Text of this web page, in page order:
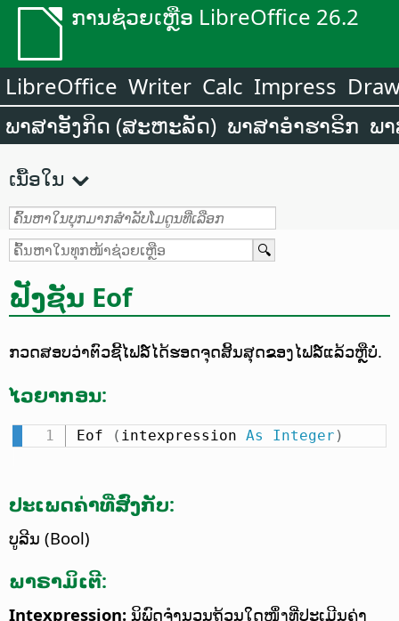
ການຊ່ວຍເຫຼືອ LibreOffice 26.2
LibreOffice Writer Calc Impress
ພາສາອັງກິດ (ສະຫະລັດ) ພາສາອຳຮາຣິກ ພ
ເນື້ອໃນ
ຟັງຊັນ Eof
ກວດສອບວ່າຕົວຊີ້ໄຟລ໌ໄດ້ຮອດຈຸດສິ້ນສຸດຂອງໄຟລ໌ແລ້ວຫຼືບໍ່.
ໄວຍາກອນ:
Eof ( intexpression As Integer )
ປະເພດຄ່າທີ່ສົ່ງກັບ:
ບູລີນ (Bool)
ພາຣາມິເຕີ:
Intexpression: ນິພົດຈຳນວນຖ້ວນໃດໜຶ່ງທີ່ປະເມີນຄ່າ